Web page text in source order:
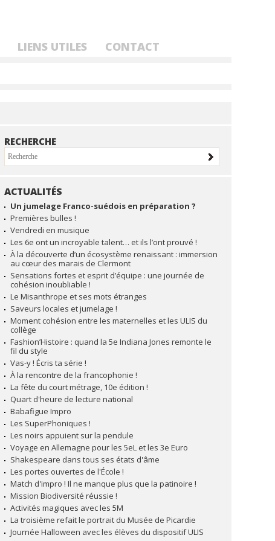
LIENS UTILES CONTACT
RECHERCHE
NAVIGATION
ACTUALITÉS
Un jumelage Franco-suédois en préparation ?
Premières bulles !
Vendredi en musique
Les 6e ont un incroyable talent… et ils l’ont prouvé !
À la découverte d’un écosystème renaissant : immersion
au cœur des marais de Clermont
Sensations fortes et esprit d’équipe : une journée de
cohésion inoubliable !
Le Misanthrope et ses mots étranges
Saveurs locales et jumelage !
Moment cohésion entre les maternelles et les ULIS du
collège
Fashion’Histoire : quand la 5e Indiana Jones remonte le
fil du style
Vas-y ! Écris ta série !
À la rencontre de la francophonie !
La fête du court métrage, 10e édition !
Quart d'heure de lecture national
Babafigue Impro
Les SuperPhoniques !
Les noirs appuient sur la pendule
Voyage en Allemagne pour les 5eL et les 3e Euro
Shakespeare dans tous ses états d'âme
Les portes ouvertes de l'École !
Match d'impro ! Il ne manque plus que la patinoire !
Mission Biodiversité réussie !
Activités magiques avec les 5M
La troisième refait le portrait du Musée de Picardie
Journée Halloween avec les élèves du dispositif ULIS